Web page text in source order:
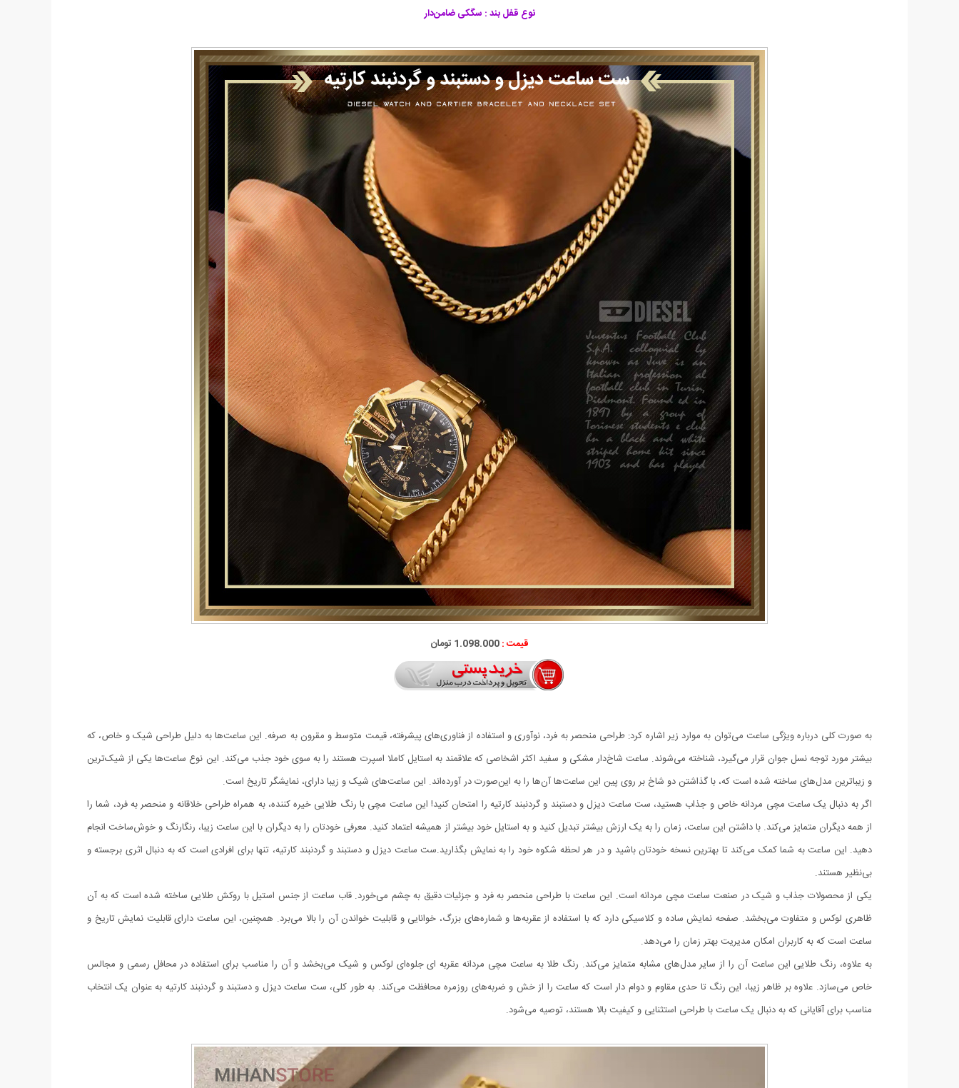
نوع قفل بند : سگکی ضامن‌دار
قیمت :1.098.000 تومان
به صورت کلی درباره ویژگی ساعت می‌توان به موارد زیر اشاره کرد: طراحی منحصر به فرد، نوآوری و استفاده از فناوری‌های پیشرفته، قیمت متوسط و مقرون به صرفه. این ساعت‌ها به دلیل طراحی شیک و خاص، که
بیشتر مورد توجه نسل جوان قرار می‌گیرد، شناخته می‌شوند. ساعت شاخ‌دار مشکی و سفید اکثر اشخاصی که علاقمند به استایل کاملا اسپرت هستند را به سوی خود جذب می‌کند. این نوع ساعت‌ها یکی از شیک‌ترین
و زیباترین مدل‌های ساخته شده است که، با گذاشتن دو شاخ بر روی پین این ساعت‌ها آن‌ها را به این‌صورت در آورده‌اند. این ساعت‌های شیک و زیبا دارای، نمایشگر تاریخ است.
اگر به دنبال یک ساعت مچی مردانه خاص و جذاب هستید، ست ساعت دیزل و دستبند و گردنبند کارتیه را امتحان کنید! این ساعت مچی با رنگ طلایی خیره کننده، به همراه طراحی خلاقانه و منحصر به فرد، شما را
از همه دیگران متمایز می‌کند. با داشتن این ساعت، زمان را به یک ارزش بیشتر تبدیل کنید و به استایل خود بیشتر از همیشه اعتماد کنید. معرفی خودتان را به دیگران با این ساعت زیبا، رنگارنگ و خوش‌ساخت انجام
دهید. این ساعت به شما کمک می‌کند تا بهترین نسخه خودتان باشید و در هر لحظه شکوه خود را به نمایش بگذارید.ست ساعت دیزل و دستبند و گردنبند کارتیه، تنها برای افرادی است که به دنبال اثری برجسته و
بی‌نظیر هستند.
یکی از محصولات جذاب و شیک در صنعت ساعت مچی مردانه است. این ساعت با طراحی منحصر به فرد و جزئیات دقیق به چشم می‌خورد. قاب ساعت از جنس استیل با روکش طلایی ساخته شده است که به آن
ظاهری لوکس و متفاوت می‌بخشد. صفحه نمایش ساده و کلاسیکی دارد که با استفاده از عقربه‌ها و شماره‌های بزرگ، خوانایی و قابلیت خواندن آن را بالا می‌برد. همچنین، این ساعت دارای قابلیت نمایش تاریخ و
ساعت است که به کاربران امکان مدیریت بهتر زمان را می‌دهد.
به علاوه، رنگ طلایی این ساعت آن را از سایر مدل‌های مشابه متمایز می‌کند. رنگ طلا به ساعت مچی مردانه عقربه ای جلوه‌ای لوکس و شیک می‌بخشد و آن را مناسب برای استفاده در محافل رسمی و مجالس
خاص می‌سازد. علاوه بر ظاهر زیبا، این رنگ تا حدی مقاوم و دوام دار است که ساعت را از خش و ضربه‌های روزمره محافظت می‌کند. به طور کلی، ست ساعت دیزل و دستبند و گردنبند کارتیه به عنوان یک انتخاب
مناسب برای آقایانی که به دنبال یک ساعت با طراحی استثنایی و کیفیت بالا هستند، توصیه می‌شود.